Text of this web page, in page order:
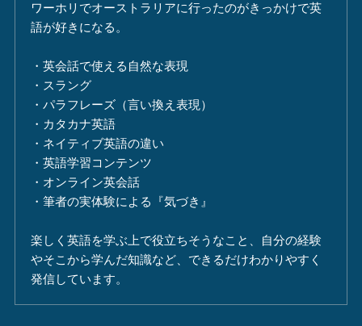
ワーホリでオーストラリアに行ったのがきっかけで英
語が好きになる。
・英会話で使える自然な表現
・スラング
・パラフレーズ（言い換え表現）
・カタカナ英語
・ネイティブ英語の違い
・英語学習コンテンツ
・オンライン英会話
・筆者の実体験による『気づき』
楽しく英語を学ぶ上で役立ちそうなこと、自分の経験
やそこから学んだ知識など、できるだけわかりやすく
発信しています。